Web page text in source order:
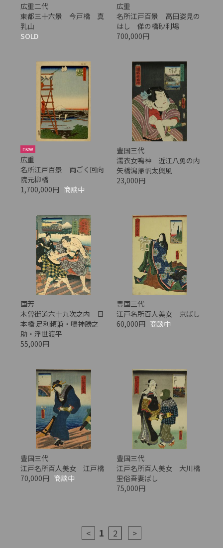
広重二代
東都三十六景 今戸橋 真
乳山
SOLD
広重
名所江戸百景 高田姿見の
はし 俤の橋砂利場
700,000円
new
広重
名所江戸百景 両ごく回向
院元柳橋
1,700,000円 商談中
豊国三代
濡衣女鳴神 近江八勇の内
矢橋潟帰帆太興風
23,000円
国芳
木曽街道六十九次之内 日
本橋 足利頼兼・鳴神勝之
助・浮世渡平
55,000円
豊国三代
江戸名所百人美女 京ばし
60,000円 商談中
豊国三代
江戸名所百人美女 江戸橋
70,000円 商談中
豊国三代
江戸名所百人美女 大川橋
里俗吾妻ばし
75,000円
< 1 2 >